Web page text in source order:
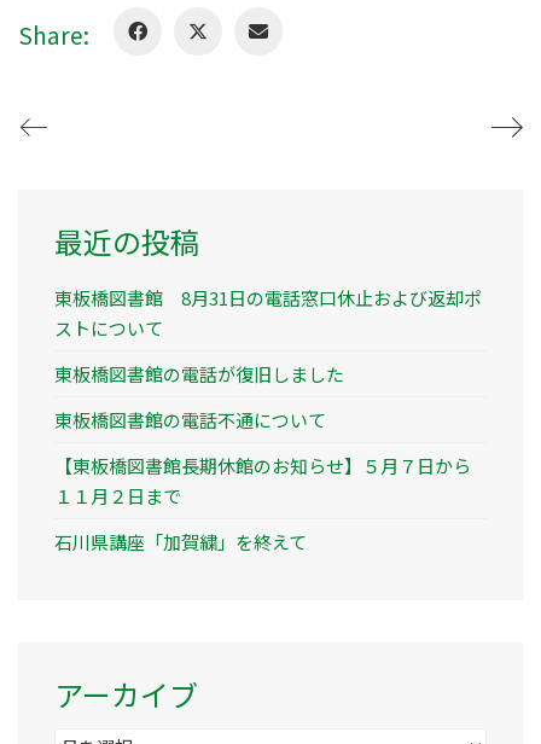
Share:
最近の投稿
東板橋図書館 8月31日の電話窓口休止および返却ポ
ストについて
東板橋図書館の電話が復旧しました
東板橋図書館の電話不通について
【東板橋図書館長期休館のお知らせ】５月７日から
１１月２日まで
石川県講座「加賀繍」を終えて
アーカイブ